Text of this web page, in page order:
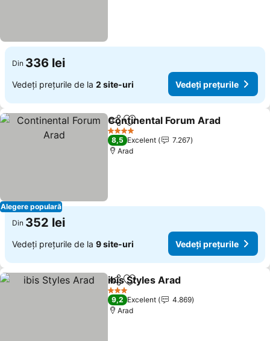
Din 336 lei
Vedeți prețurile de la 2 site-uri Vedeți prețurile
Alegere populară
DistribuițiAdăugaţi la favorite
Continental Forum Arad
4 Stele
8,5 Excelent
7.267
Arad
Din 352 lei
Vedeți prețurile de la 9 site-uri Vedeți prețurile
DistribuițiAdăugaţi la favorite
ibis Styles Arad
3 Stele
9,2 Excelent
4.869
Arad